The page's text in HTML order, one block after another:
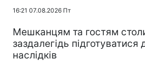
16:21 07.08.2026 Пт
Мешканцям та гостям
заздалегідь
наслідків